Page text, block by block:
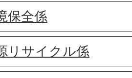
保全係
リサイクル係